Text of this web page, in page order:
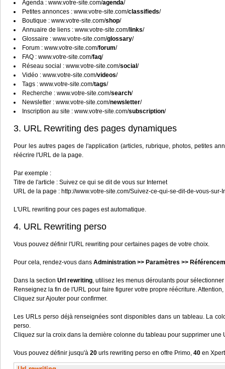
Agenda : www.votre-site.com/agenda/
Petites annonces : www.votre-site.com/classifieds/
Boutique : www.votre-site.com/shop/
Annuaire de liens : www.votre-site.com/links/
Glossaire : www.votre-site.com/glossary/
Forum : www.votre-site.com/forum/
FAQ : www.votre-site.com/faq/
Réseau social : www.votre-site.com/social/
Vidéo : www.votre-site.com/videos/
Tags : www.votre-site.com/tags/
Recherche : www.votre-site.com/search/
Newsletter : www.votre-site.com/newsletter/
Inscription au site : www.votre-site.com/subscription/
3. URL Rewriting des pages dynamiques
Pour les autres pages de l'application (articles, rubrique, photos, petites
réécrire l'URL de la page.
Par exemple :
Titre de l'article : Suivez ce qui se dit de vous sur Internet
URL de la page : http://www.votre-site.com/Suivez-ce-qui-se-dit-de-vous-sur-
L'URL rewriting pour ces pages est automatique.
4. URL Rewriting perso
Vous pouvez définir l'URL rewriting pour certaines pages de votre choix.
Pour cela, rendez-vous dansAdministration >> Paramètres >>
Dans la sectionUrl rewriting, utilisez les menus déroulants pour
Renseignez la fin de l'URL pour faire figurer votre propre réécriture.
Cliquez sur Ajouter pour confirmer.
Les URLs perso déjà renseignées sont disponibles dans un tableau. La
perso.
Cliquez sur la croix dans la dernière colonne du tableau pour supprimer une
Vous pouvez définir jusqu'à20 urls rewriting perso en offre Primo,40 en